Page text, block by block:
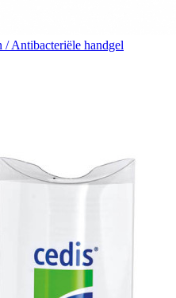
/ Antibacteriële handgel